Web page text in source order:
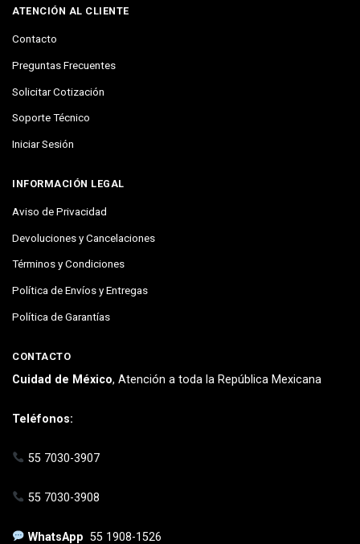
ATENCIÓN AL CLIENTE
Contacto
Preguntas Frecuentes
Solicitar Cotización
Soporte Técnico
Iniciar Sesión
INFORMACIÓN LEGAL
Aviso de Privacidad
Devoluciones y Cancelaciones
Términos y Condiciones
Política de Envíos y Entregas
Política de Garantías
CONTACTO
Cuidad de México, Atención a toda la República Mexicana
Teléfonos:
55 7030-3907
55 7030-3908
WhatsApp55 1908-1526